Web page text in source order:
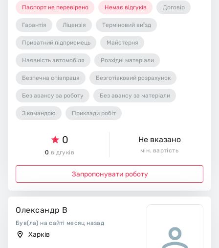
Паспорт не перевірено Немає відгуків Договір
Гарантія Ліцензія Терміновий виїзд
Приватний підприємець Майстерня
Наявність автомобіля Розхідні матеріали
Безпечна співпраця Безготівковий розрахунок
Без авансу за роботу Без авансу за матеріали
З командою Приклади робіт
0
0 відгуків
Не вказано
мін. вартість
Запропонувати роботу
Олександр В
Був(ла) на сайті месяц назад
Харків